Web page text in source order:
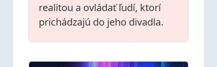
realitou a ovládať ľudí, ktorí
prichádzajú do jeho divadla.